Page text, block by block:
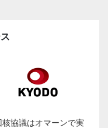
核協議はオマーンで実